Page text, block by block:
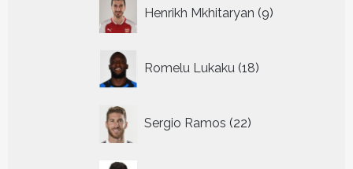
Henrikh Mkhitaryan 9
producten
Romelu Lukaku 18
producten
Sergio Ramos 22
producten